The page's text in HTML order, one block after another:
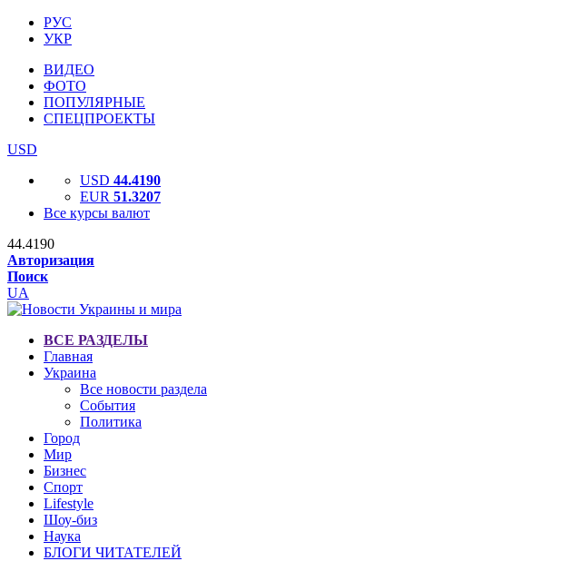
РУС
УКР
ВИДЕО
ФОТО
ПОПУЛЯРНЫЕ
СПЕЦПРОЕКТЫ
USD
USD 44.4190
EUR 51.3207
Все курсы валют
44.4190
Авторизация
Поиск
UA
ВСЕ РАЗДЕЛЫ
Главная
Украина
Все новости раздела
События
Политика
Город
Мир
Бизнес
Спорт
Lifestyle
Шоу-биз
Наука
БЛОГИ ЧИТАТЕЛЕЙ